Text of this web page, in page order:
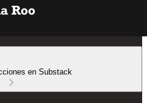
en Substack